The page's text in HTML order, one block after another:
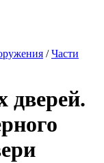
/Части
дверей.